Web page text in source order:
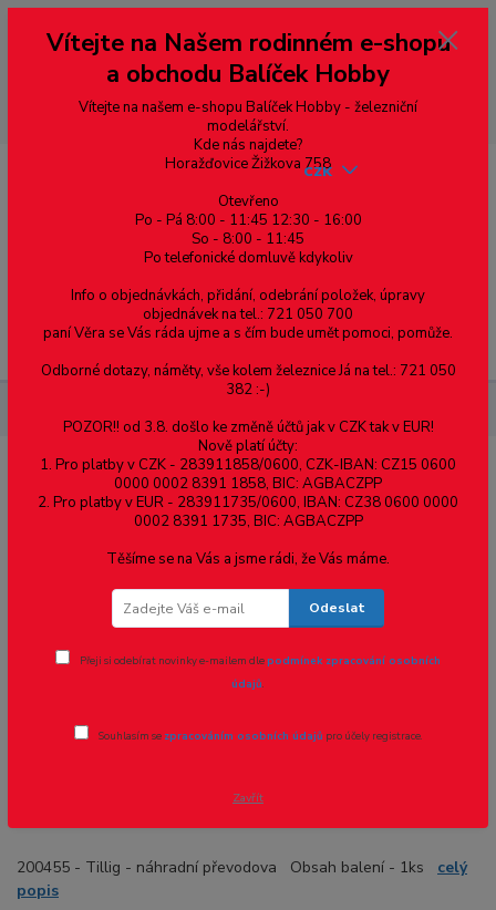
--- pro zákazníky ze Slovenska a jiných zemí, pokud chcete platit v eurech
přepněte si e-shop na euro 💶 pro přepočet měny - pravý horní roh ---
dobírky – pokud si z nějakého důvodu zásilku nevyzvednete, bude po
domluvě zaslána znovu s opětovnou platbou za poštovné, v opačném
případě bude zrušena a účet přidán na blacklist a rušeny následující
objednávky.
Menu
CZK
200455 - Tillig - náhradní převodovka
200455 - Tillig - náhradní převodova Obsah balení - 1ks celý
popis
Vítejte na Našem rodinném e-shopu
a obchodu Balíček Hobby
Vítejte na našem e-shopu Balíček Hobby - železniční
modelářství.
Kde nás najdete?
Horažďovice Žižkova 758
Otevřeno
Po - Pá 8:00 - 11:45 12:30 - 16:00
So - 8:00 - 11:45
Po telefonické domluvě kdykoliv
Info o objednávkách, přidání, odebrání položek, úpravy
objednávek na tel.: 721 050 700
paní Věra se Vás ráda ujme a s čím bude umět pomoci, pomůže.
Odborné dotazy, náměty, vše kolem železnice Já na tel.: 721 050
382 :-)
POZOR!! od 3.8. došlo ke změně účtů jak v CZK tak v EUR!
Nově platí účty:
1. Pro platby v CZK - 283911858/0600, CZK-IBAN: CZ15 0600
0000 0002 8391 1858, BIC: AGBACZPP
2. Pro platby v EUR - 283911735/0600, IBAN: CZ38 0600 0000
0002 8391 1735, BIC: AGBACZPP
Těšíme se na Vás a jsme rádi, že Vás máme.
Odeslat
Přeji si odebírat novinky e-mailem dlepodmínek zpracování osobních
údajů.
Souhlasím se zpracováním osobních údajů pro účely registrace.
Zavřít